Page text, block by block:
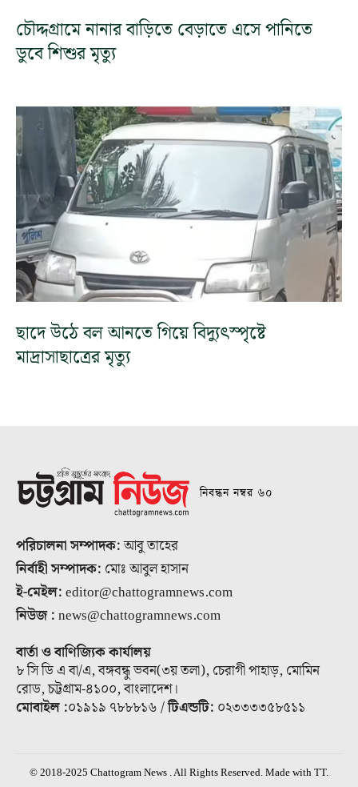
চৌদ্দগ্রামে নানার বাড়িতে বেড়াতে এসে পানিতে
ডুবে শিশুর মৃত্যু
ছাদে উঠে বল আনতে গিয়ে বিদ্যুৎস্পৃষ্টে
মাদ্রাসাছাত্রের মৃত্যু
নিবন্ধন নম্বর ৬০
পরিচালনা সম্পাদক:আবু তাহের
নির্বাহী সম্পাদক: মোঃ আবুল হাসান
ই-মেইল:editor@chattogramnews.com
নিউজ :news@chattogramnews.com
বার্তা ও বাণিজ্যিক কার্যালয়
৮ সি ডি এ বা/এ, বঙ্গবন্ধু ভবন(৩য় তলা), চেরাগী পাহাড়, মোমিন
রোড, চট্টগ্রাম-৪১০০, বাংলাদেশ।
মোবাইল :০১৯১৯ ৭৮৮৮১৬ /টিএন্ডটি: ০২৩৩৩৩৫৮৫১১
© 2018-2025 Chattogram News . All Rights Reserved. Made with TT.